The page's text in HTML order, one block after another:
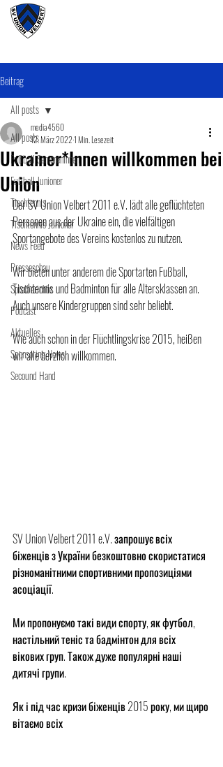
Beitrag
All posts
Fußball SeniorenInnen
Fußball Junioner
Tischtennis
Tischtennis Junioner
News Feed
Presseschau
Spielberichte
Podcast
Aktuelles
Sponsoring News
Secound Hand
All posts
Ukrainer*Innen willkommen bei
Union
media4560
12. März 20221 Min. Lesezeit
Der SV Union Velbert 2011 e.V. lädt alle geflüchteten
Personen aus der Ukraine ein, die vielfältigen
Sportangebote des Vereins kostenlos zu nutzen.
Wir bieten unter anderem die Sportarten Fußball,
Tischtennis und Badminton für alle Altersklassen an.
Auch unsere Kindergruppen sind sehr beliebt.
Wie auch schon in der Flüchtlingskrise 2015, heißen
wir alle herzlich willkommen.
SV Union Velbert 2011 e.V. запрошує всіх
біженців з України безкоштовно скористатися
різноманітними спортивними пропозиціями
асоціації.
Ми пропонуємо такі види спорту, як футбол,
настільний теніс та бадмінтон для всіх
вікових груп. Також дуже популярні наші
дитячі групи.
Як і під час кризи біженців 2015 року, ми щиро
вітаємо всіх